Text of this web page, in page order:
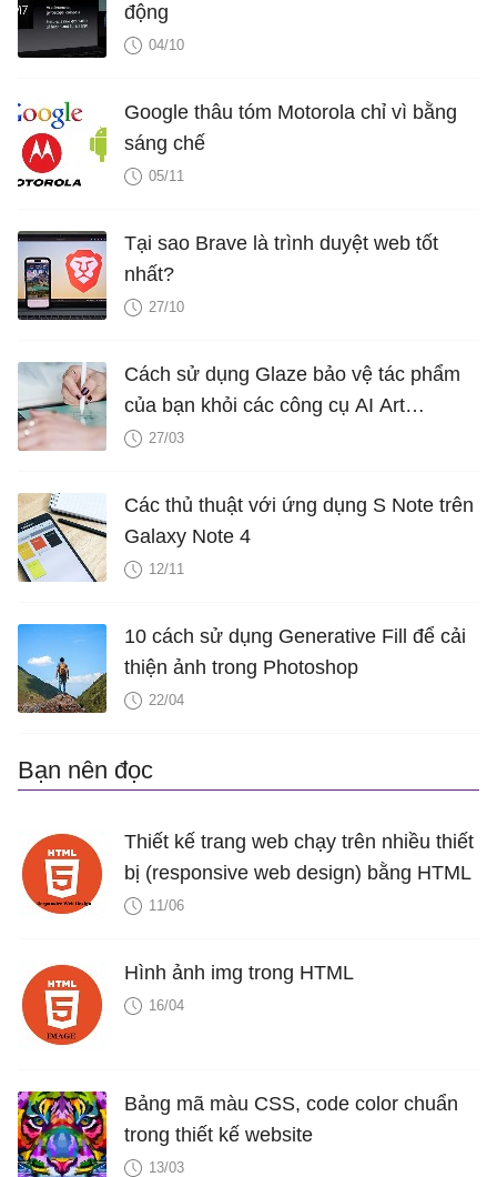
động
04/10
Google thâu tóm Motorola chỉ vì bằng
sáng chế
05/11
Tại sao Brave là trình duyệt web tốt
nhất?
27/10
Cách sử dụng Glaze bảo vệ tác phẩm
của bạn khỏi các công cụ AI Art
Generator
27/03
Các thủ thuật với ứng dụng S Note trên
Galaxy Note 4
12/11
10 cách sử dụng Generative Fill để cải
thiện ảnh trong Photoshop
22/04
Bạn nên đọc
Thiết kế trang web chạy trên nhiều thiết
bị (responsive web design) bằng HTML
11/06
Hình ảnh img trong HTML
16/04
Bảng mã màu CSS, code color chuẩn
trong thiết kế website
13/03